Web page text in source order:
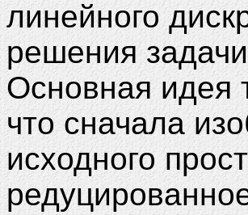
линейного
решения
Основная идея
что сначала
исходного